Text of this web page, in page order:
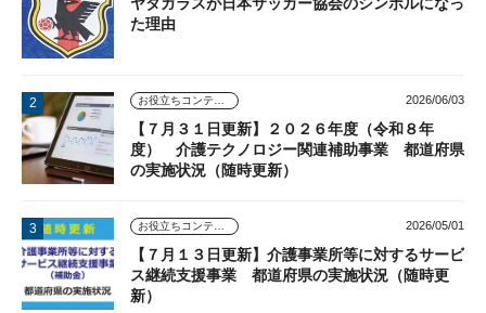
ヤタガラスが日本サッカー協会のシンボルになっ
た理由
お役立ちコンテンツ 2026/06/03
【７月３１日更新】２０２６年度（令和８年
度） 介護テクノロジー関連補助事業 都道府県
の実施状況（随時更新）
お役立ちコンテンツ 2026/05/01
【７月１３日更新】介護事業所等に対するサービ
ス継続支援事業 都道府県の実施状況（随時更
新）